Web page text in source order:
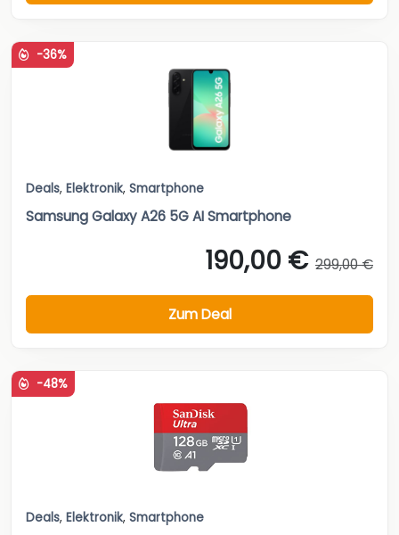
-36%
Deals, Elektronik, Smartphone
Samsung Galaxy A26 5G AI Smartphone
190,00 € 299,00 €
Zum Deal
-48%
Deals, Elektronik, Smartphone